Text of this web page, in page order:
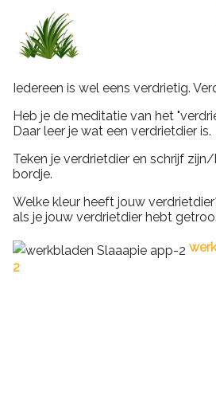
Iedereen is wel eens verdrietig.
Heb je de meditatie van het
Daar leer je wat een verdrietdier is.
Teken je verdrietdier en schrijf
bordje.
Welke kleur heeft jouw
als je jouw verdrietdier hebt
2